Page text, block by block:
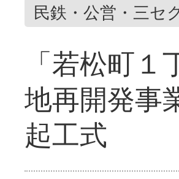
民鉄・公営・三セ
「若松町
地再開発
起工式